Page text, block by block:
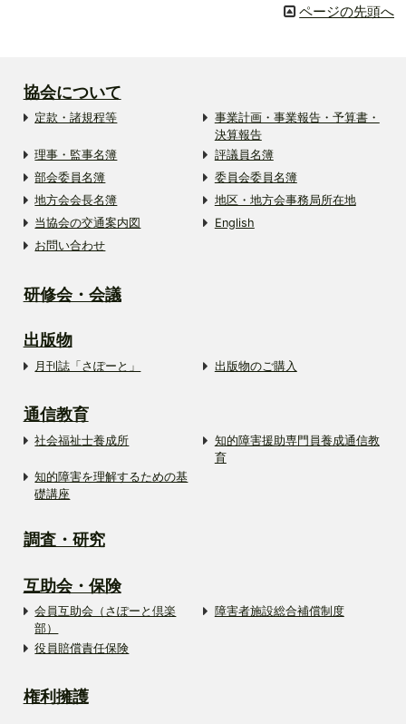
ページの先頭へ
協会について
定款・諸規程等
事業計画・事業報告・予算書・
決算報告
理事・監事名簿
評議員名簿
部会委員名簿
委員会委員名簿
地方会会長名簿
地区・地方会事務局所在地
当協会の交通案内図
English
お問い合わせ
研修会・会議
出版物
月刊誌「さぽーと」 出版物のご購入
通信教育
社会福祉士養成所
知的障害援助専門員養成通信教
育
知的障害を理解するための基
礎講座
調査・研究
互助会・保険
会員互助会（さぽーと倶楽
部）
障害者施設総合補償制度
役員賠償責任保険
権利擁護